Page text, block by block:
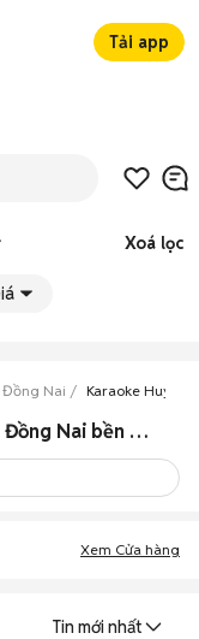
Tải app
Xoá lọc
Đồng Nai Karaoke Huyện
2 Dàn Karaoke cũ Huyện Định Quán, Đồng Nai bền đẹp, giá rẻ
Xem Cửa hàng
Tin mới nhất